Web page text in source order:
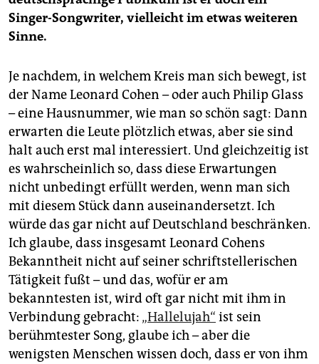
Singer-­Songwriter, vielleicht im etwas weiteren
Sinne.
Je nachdem, in welchem Kreis man sich bewegt, ist
der Name Leonard Cohen – oder auch Philip Glass
– eine Hausnummer, wie man so schön sagt: Dann
erwarten die Leute plötzlich etwas, aber sie sind
halt auch erst mal interessiert. Und gleichzeitig ist
es wahrscheinlich so, dass diese Erwartungen
nicht unbedingt erfüllt werden, wenn man sich
mit diesem Stück dann auseinandersetzt. Ich
würde das gar nicht auf Deutschland beschränken.
Ich glaube, dass insgesamt Leonard Cohens
Bekanntheit nicht auf seiner schriftstellerischen
Tätigkeit fußt – und das, wofür er am
bekanntesten ist, wird oft gar nicht mit ihm in
Verbindung gebracht: „Hallelujah“ ist sein
berühmtester Song, glaube ich – aber die
wenigsten Menschen wissen doch, dass er von ihm